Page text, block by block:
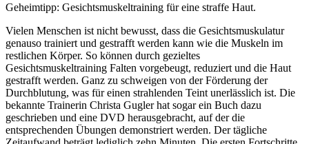
Geheimtipp: Gesichtsmuskeltraining für eine straffe Haut.
Vielen Menschen ist nicht bewusst, dass die Gesichtsmuskulatur
genauso trainiert und gestrafft werden kann wie die Muskeln im
restlichen Körper. So können durch gezieltes
Gesichtsmuskeltraining Falten vorgebeugt, reduziert und die Haut
gestrafft werden. Ganz zu schweigen von der Förderung der
Durchblutung, was für einen strahlenden Teint unerlässlich ist. Die
bekannte Trainerin Christa Gugler hat sogar ein Buch dazu
geschrieben und eine DVD herausgebracht, auf der die
entsprechenden Übungen demonstriert werden. Der tägliche